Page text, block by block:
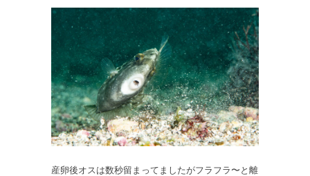
産卵後オスは数秒留まってましたがフラフラ〜と離